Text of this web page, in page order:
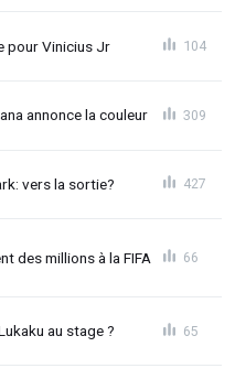
pour Vinicius Jr 104
annonce la couleur 309
vers la sortie? 427
des millions à la FIFA 66
au stage ? 65